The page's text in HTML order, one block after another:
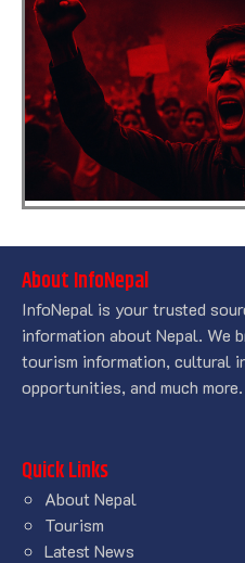
About InfoNepal
InfoNepal is your trusted
information about Nepal. We
tourism information, cultural
opportunities, and much more.
Quick Links
About Nepal
Tourism
Latest News